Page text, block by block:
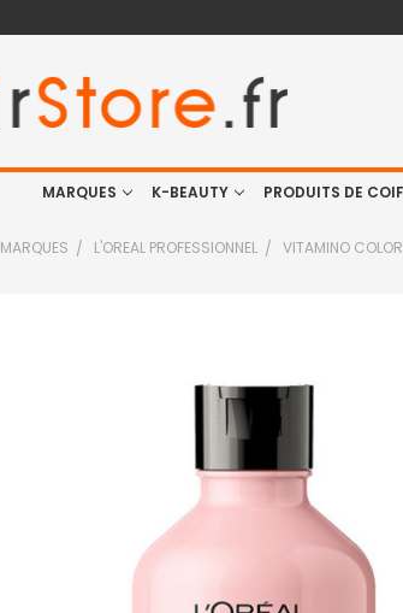
MARQUES K-BEAUTY PRODUITS DE
MARQUES L'OREAL PROFESSIONNEL VITAMINO